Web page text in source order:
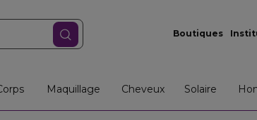
Boutiques
Maquillage Cheveux Solaire